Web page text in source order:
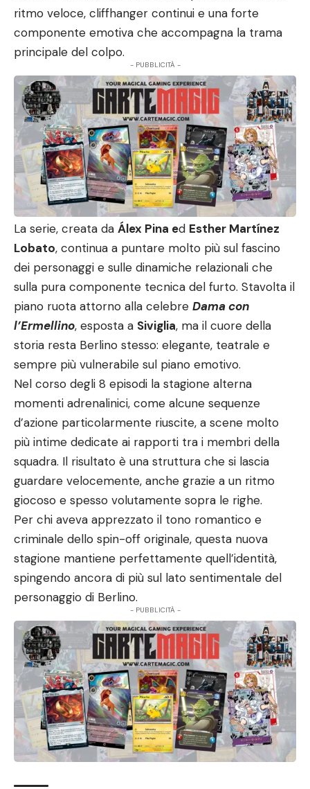
ritmo veloce, cliffhanger continui e una forte
componente emotiva che accompagna la trama
principale del colpo.
- PUBBLICITÀ -
La serie, creata da Álex Pina ed Esther Martínez
Lobato, continua a puntare molto più sul fascino
dei personaggi e sulle dinamiche relazionali che
sulla pura componente tecnica del furto. Stavolta il
piano ruota attorno alla celebre Dama con
l’Ermellino, esposta a Siviglia, ma il cuore della
storia resta Berlino stesso: elegante, teatrale e
sempre più vulnerabile sul piano emotivo.
Nel corso degli 8 episodi la stagione alterna
momenti adrenalinici, come alcune sequenze
d’azione particolarmente riuscite, a scene molto
più intime dedicate ai rapporti tra i membri della
squadra. Il risultato è una struttura che si lascia
guardare velocemente, anche grazie a un ritmo
giocoso e spesso volutamente sopra le righe.
Per chi aveva apprezzato il tono romantico e
criminale dello spin-off originale, questa nuova
stagione mantiene perfettamente quell’identità,
spingendo ancora di più sul lato sentimentale del
personaggio di Berlino.
- PUBBLICITÀ -